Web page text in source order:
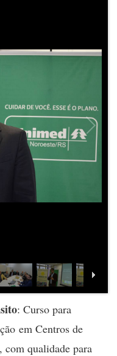
: Curso para
em Centros de
com qualidade para